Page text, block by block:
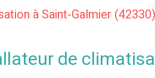
à Saint-Galmier (42330)
de